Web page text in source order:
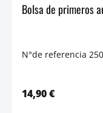
Bolsa de primeros
N°de referencia
14,90 €